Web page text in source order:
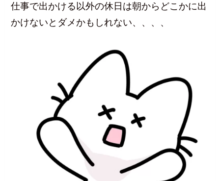
仕事で出かける以外の休日は朝からどこかに出
かけないとダメかもしれない、、、、